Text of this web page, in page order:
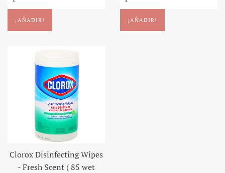
oferta
Clorox Disinfecting Wipes
- Fresh Scent ( 85 wet